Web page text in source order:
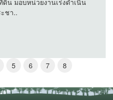
ชา..
5 6 7 8